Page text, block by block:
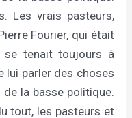
Les vrais pasteurs,
Fourier, qui était
se tenait toujours à
lui parler des choses
la basse politique.
tout, les pasteurs et